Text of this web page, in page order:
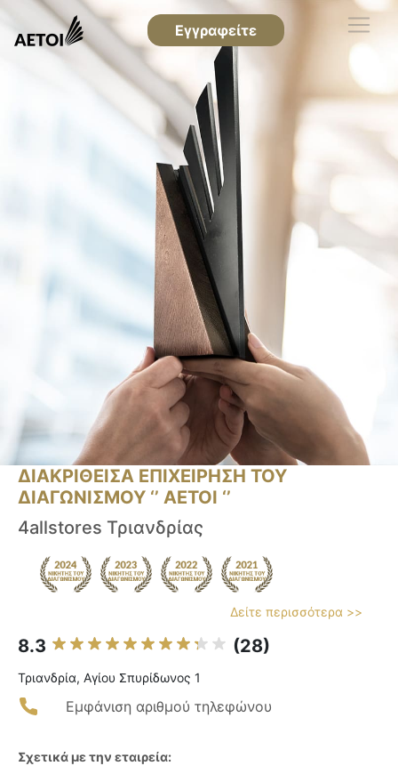
Εγγραφείτε
ΔΙΑΚΡΙΘΕΙΣΑ ΕΠΙΧΕΙΡΗΣΗ ΤΟΥ
ΔΙΑΓΩΝΙΣΜΟΥ ‘’ ΑΕΤΟΙ ‘’
4allstores Τριανδρίας
Δείτε περισσότερα >>
8.3 (28)
Τριανδρία, Αγίου Σπυρίδωνος 1
Εμφάνιση αριθμού τηλεφώνου
Σχετικά με την εταιρεία: